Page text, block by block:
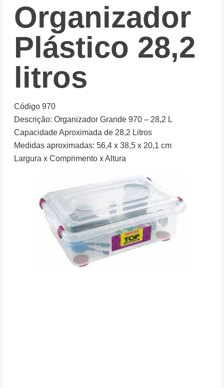
Organizador
Plástico 28,2
litros
Código 970
Descrição: Organizador Grande 970 – 28,2 L
Capacidade Aproximada de 28,2 Litros
Medidas aproximadas: 56,4 x 38,5 x 20,1 cm
Largura x Comprimento x Altura